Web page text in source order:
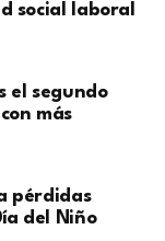
social laboral
el segundo
más
pérdidas
del Niño